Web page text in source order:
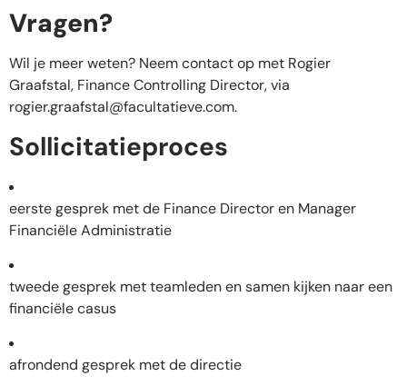
Vragen?
Wil je meer weten? Neem contact op met Rogier
Graafstal, Finance Controlling Director, via
rogier.graafstal@facultatieve.com.
Sollicitatieproces
eerste gesprek met de Finance Director en Manager
Financiële Administratie
tweede gesprek met teamleden en samen kijken naar een
financiële casus
afrondend gesprek met de directie